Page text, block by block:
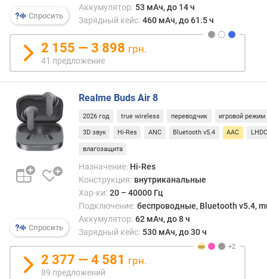
с
т
ь
(
м
В
)
и
а
е
т
и
н
а
м
и
Спросить
Аккумулятор: 53 мАч, до 14 ч
Зарядный кейс: 460 мАч, до 61.5 ч
2 155 — 3 898 грн.
41 предложение
Спросить
Realme Buds Air 8
2026 год true wireless переводчик игровой режим
3D звук Hi-Res ANC Bluetooth v5.4 AAC LHDC
влагозащита
Назначение: Hi-Res
Конструкция: внутриканальные
Хар-ки: 20 – 40000 Гц
Подключение: беспроводные, Bluetooth v5.4,
Аккумулятор: 62 мАч, до 8 ч
Зарядный кейс: 530 мАч, до 30 ч
2 377 — 4 581 грн.
89 предложений